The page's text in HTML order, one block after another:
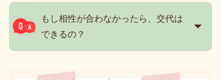
もし相性が合わなかったら、交代は
できるの？